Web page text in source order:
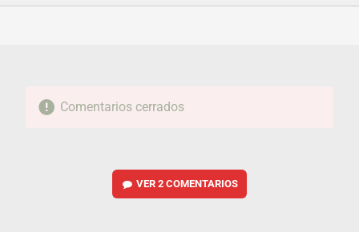
FACEBOOKTWITTERFLIPBOARD
E-
WHATSAPP
Comentarios cerrados
VER2 COMENTARIOS